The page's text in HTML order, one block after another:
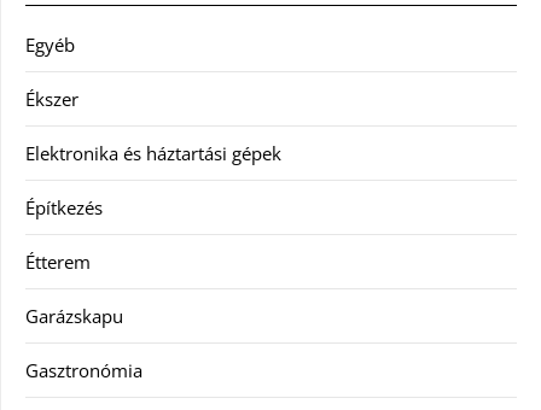
Egyéb
Ékszer
Elektronika és háztartási gépek
Építkezés
Étterem
Garázskapu
Gasztronómia